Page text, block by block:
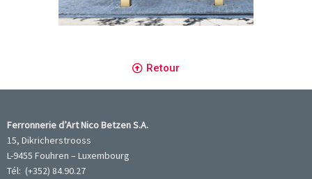
Retour
Ferronnerie d’Art Nico Betzen S.A.
15, Dikricherstrooss
L-9455 Fouhren – Luxembourg
Tél: (+352) 84.90.27